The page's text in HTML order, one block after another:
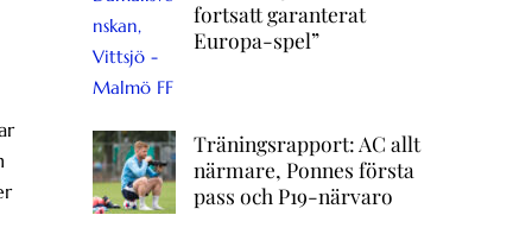
fortsatt garanterat
Europa-spel”
Träningsrapport: AC allt
närmare, Ponnes första
pass och P19-närvaro